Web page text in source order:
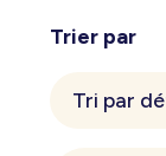
Trier par